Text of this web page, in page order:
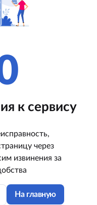
к сервису
через
извинения за
На главную